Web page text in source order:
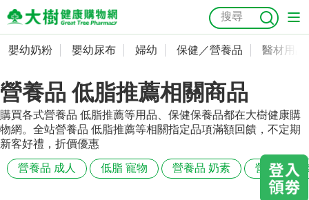
嬰幼奶粉
嬰幼尿布
婦幼
保健／營養品
抗菌 尿布 大樹獨家 益生菌 魚油 幼兒米餅
奶瓶奶嘴
會員資料及密碼修改
常用收件人清單
訂單查詢
收藏清單
嬰幼奶粉 嬰幼尿布 婦幼 保健／營養品 醫材用品
營養品 低脂推薦相關商品
購買各式營養品 低脂推薦等用品、保健保養品都在大樹健康購
物網。全站營養品 低脂推薦等相關指定品項滿額回饋，不定期
新客好禮，折價優惠
營養品 成人 低脂 寵物 營養品 奶素 營養品 膳